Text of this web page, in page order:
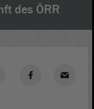
des ÖRR